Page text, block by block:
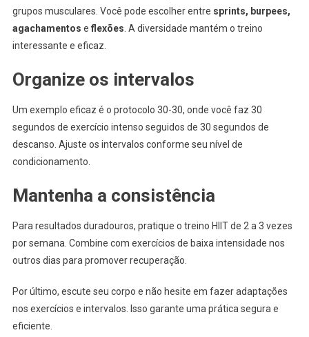
grupos musculares. Você pode escolher entre sprints, burpees,
agachamentos e flexões . A diversidade mantém o treino
interessante e eficaz.
Organize os intervalos
Um exemplo eficaz é o protocolo 30-30, onde você faz 30
segundos de exercício intenso seguidos de 30 segundos de
descanso. Ajuste os intervalos conforme seu nível de
condicionamento.
Mantenha a consistência
Para resultados duradouros, pratique o treino HIIT de 2 a 3 vezes
por semana. Combine com exercícios de baixa intensidade nos
outros dias para promover recuperação.
Por último, escute seu corpo e não hesite em fazer adaptações
nos exercícios e intervalos. Isso garante uma prática segura e
eficiente.